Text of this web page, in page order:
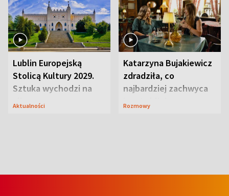
Lublin Europejską
Stolicą Kultury 2029.
Sztuka wychodzi na
ulice
Aktualności
Katarzyna Bujakiewicz
zdradziła, co
najbardziej zachwyca
ją w Lublinie
Rozmowy